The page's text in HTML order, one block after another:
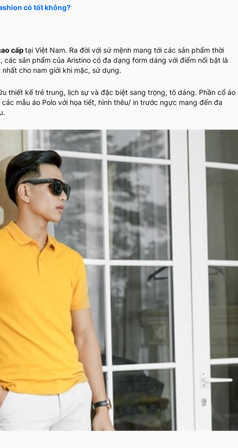
có tốt không?
cấptại Việt Nam. Ra đời với sứ mệnh mang tới các sản phẩm thời
sản phẩm của Aristino có đa dạng form dáng với điểm nổi bật là
cho nam giới khi mặc, sử dụng.
thiết kế trẻ trung, lịch sự và đặc biệt sang trọng, tô dáng. Phần cổ áo
mẫu áo Polo với họa tiết, hình thêu/ in trước ngực mang đến đa